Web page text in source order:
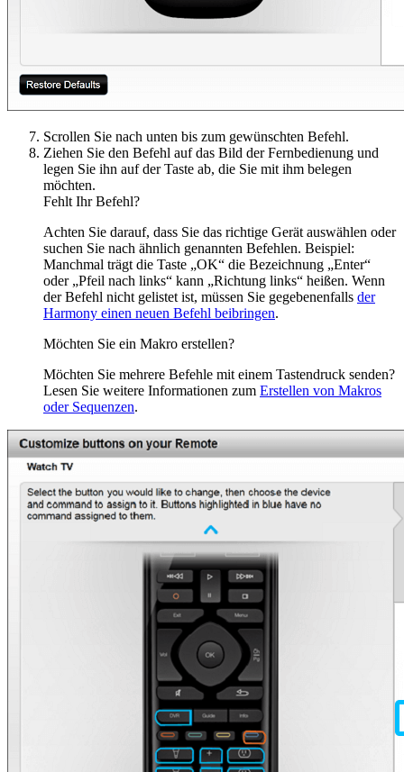
Scrollen Sie nach unten bis zum gewünschten Befehl.
Ziehen Sie den Befehl auf das Bild der Fernbedienung und
legen Sie ihn auf der Taste ab, die Sie mit ihm belegen
möchten.
Fehlt Ihr Befehl?
Achten Sie darauf, dass Sie das richtige Gerät auswählen oder
suchen Sie nach ähnlich genannten Befehlen. Beispiel:
Manchmal trägt die Taste „OK“ die Bezeichnung „Enter“
oder „Pfeil nach links“ kann „Richtung links“ heißen. Wenn
der Befehl nicht gelistet ist, müssen Sie gegebenenfalls der
Harmony einen neuen Befehl beibringen.
Möchten Sie ein Makro erstellen?
Möchten Sie mehrere Befehle mit einem Tastendruck senden?
Lesen Sie weitere Informationen zum Erstellen von Makros
oder Sequenzen.